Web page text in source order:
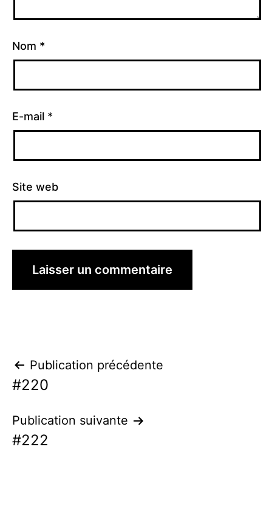
Nom *
E-mail *
Site web
Navigation
de
l’article
Publication précédente
#220
Publication suivante
#222